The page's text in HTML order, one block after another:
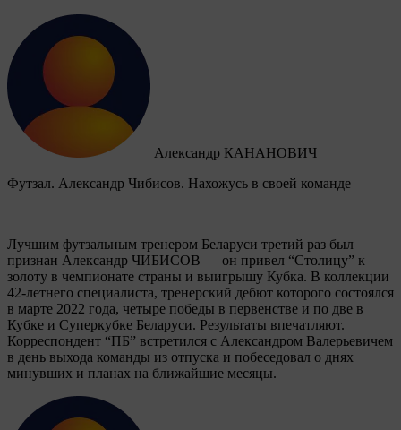
Александр КАНАНОВИЧ
Футзал. Александр Чибисов. Нахожусь в своей команде
Лучшим футзальным тренером Беларуси третий раз был
признан Александр ЧИБИСОВ — он привел “Столицу” к
золоту в чемпионате страны и выигрышу Кубка. В коллекции
42-летнего специалиста, тренерский дебют которого состоялся
в марте 2022 года, четыре победы в первенстве и по две в
Кубке и Суперкубке Беларуси. Результаты впечатляют.
Корреспондент “ПБ” встретился с Александром Валерьевичем
в день выхода команды из отпуска и побеседовал о днях
минувших и планах на ближайшие месяцы.